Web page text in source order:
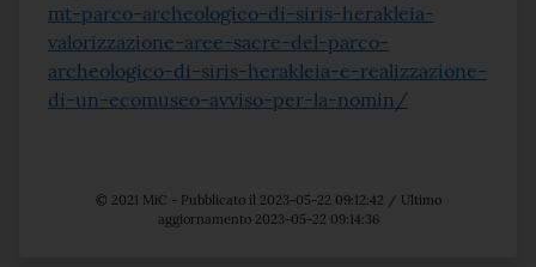
mt-parco-archeologico-di-siris-herakleia-
valorizzazione-aree-sacre-del-parco-
archeologico-di-siris-herakleia-e-realizzazione-
di-un-ecomuseo-avviso-per-la-nomin/
© 2021 MiC - Pubblicato il 2023-05-22 09:12:42 / Ultimo
aggiornamento 2023-05-22 09:14:36